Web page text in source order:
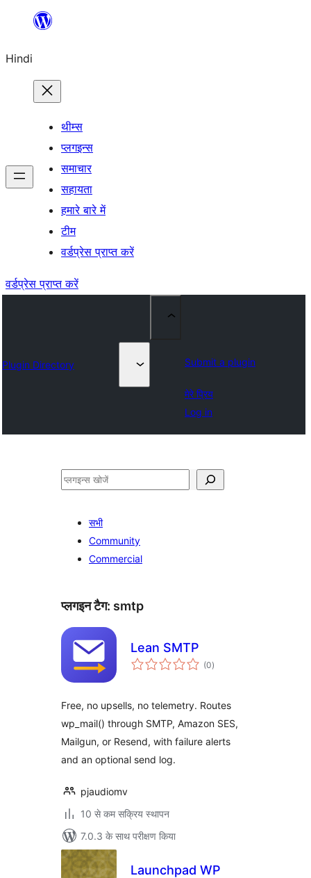
सामग्री
जाएं
Hindi
थीम्स
प्लगइन्स
समाचार
सहायता
हमारे बारे में
टीम
वर्डप्रेस प्राप्त करें
वर्डप्रेस प्राप्त करें
Plugin Directory Submit a plugin
मेरे प्रिय
Log in
खोजें
सभी
Community
Commercial
प्लगइन टैग: smtp
Lean SMTP
(0कुल
दर)
Free, no upsells, no telemetry. Routes
wp_mail() through SMTP, Amazon SES,
Mailgun, or Resend, with failure alerts
and an optional send log.
pjaudiomv
10 से कम सक्रिय स्थापन
7.0.3 के साथ परीक्षण किया
Launchpad WP